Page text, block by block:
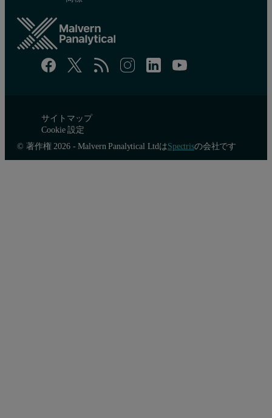
サイトマップ
Cookie 設定
© 著作権 2026 - Malvern Panalytical LtdはSpectrisの会社です